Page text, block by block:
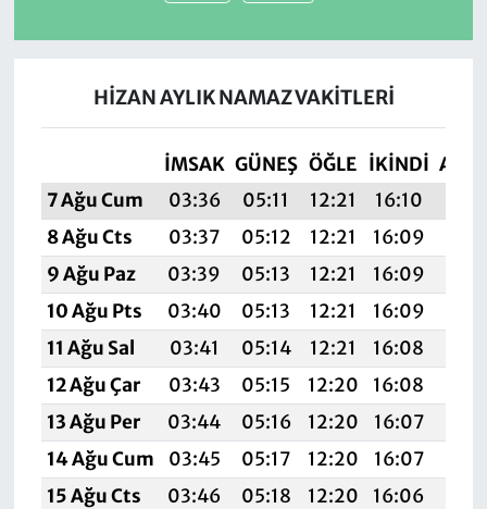
HIZAN AYLIK NAMAZ VAKITLERI
İMSAK GÜNEŞ ÖĞLE İKINDI
7 Ağu Cum
03:36 05:11 12:21 16:10
8 Ağu Cts
03:37 05:12 12:21 16:09
9 Ağu Paz
03:39 05:13 12:21 16:09
10 Ağu Pts
03:40 05:13 12:21 16:09
11 Ağu Sal
03:41 05:14 12:21 16:08
12 Ağu Çar
03:43 05:15 12:20 16:08
13 Ağu Per
03:44 05:16 12:20 16:07
14 Ağu Cum
03:45 05:17 12:20 16:07
15 Ağu Cts
03:46 05:18 12:20 16:06